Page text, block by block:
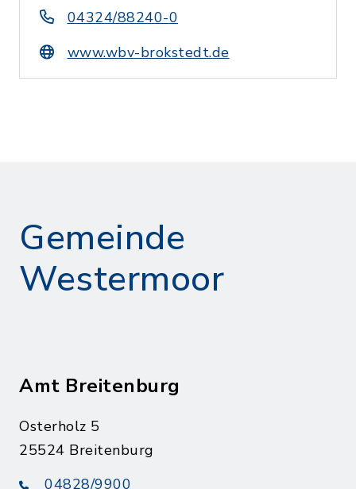
04324/88240-0
www.wbv-brokstedt.de
Gemeinde
Westermoor
Amt Breitenburg
Osterholz 5
25524 Breitenburg
04828/9900